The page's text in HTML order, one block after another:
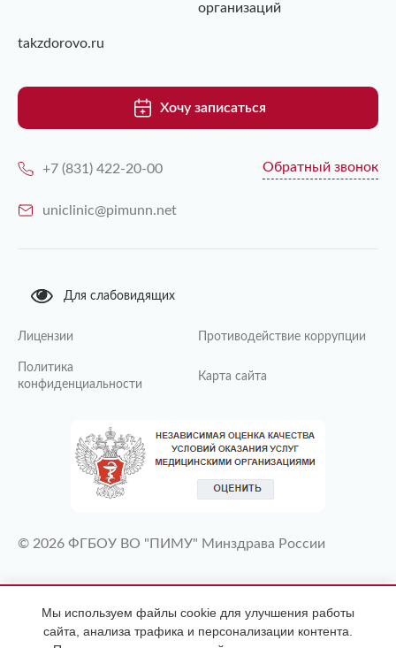
организаций
takzdorovo.ru
Хочу записаться
+7 (831) 422-20-00 Обратный звонок
uniclinic@pimunn.net
Для слабовидящих
Лицензии Противодействие коррупции
Политика
конфиденциальности
Карта сайта
© 2026 ФГБОУ ВО "ПИМУ" Минздрава России
ИМЕЮТСЯ ПРОТИВОПОКАЗАНИЯ
НЕОБХОДИМА КОНСУЛЬТАЦИЯ
Мы используем файлы cookie для улучшения работы
сайта, анализа трафика и персонализации контента.